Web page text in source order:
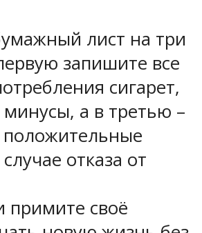
лист на три
запишите все
сигарет,
а в третью –
отказа от
примите своё